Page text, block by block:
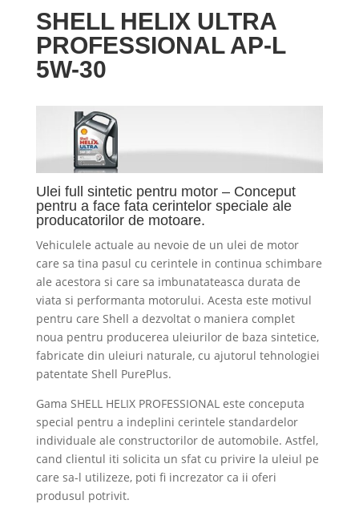
SHELL HELIX ULTRA
PROFESSIONAL AP-L
5W-30
Ulei full sintetic pentru motor – Conceput
pentru a face fata cerintelor speciale ale
producatorilor de motoare.
Vehiculele actuale au nevoie de un ulei de motor
care sa tina pasul cu cerintele in continua schimbare
ale acestora si care sa imbunatateasca durata de
viata si performanta motorului. Acesta este motivul
pentru care Shell a dezvoltat o maniera complet
noua pentru producerea uleiurilor de baza sintetice,
fabricate din uleiuri naturale, cu ajutorul tehnologiei
patentate Shell PurePlus.
Gama SHELL HELIX PROFESSIONAL este conceputa
special pentru a indeplini cerintele standardelor
individuale ale constructorilor de automobile. Astfel,
cand clientul iti solicita un sfat cu privire la uleiul pe
care sa-l utilizeze, poti fi increzator ca ii oferi
produsul potrivit.